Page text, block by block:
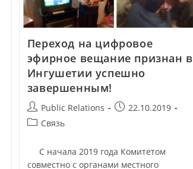
Переход на цифровое
эфирное вещание признан в
Ингушетии успешно
завершенным!
Public Relations
22.10.2019
Связь
С начала 2019 года Комитетом
совместно с органами местного